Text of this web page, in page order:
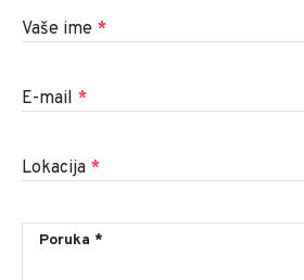
Vaše ime *
E-mail *
Lokacija *